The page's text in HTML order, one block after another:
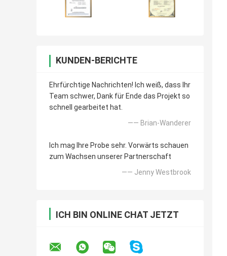
KUNDEN-BERICHTE
Ehrfürchtige Nachrichten! Ich weiß, dass Ihr
Team schwer, Dank für Ende das Projekt so
schnell gearbeitet hat.
—— Brian-Wanderer
Ich mag Ihre Probe sehr. Vorwärts schauen
zum Wachsen unserer Partnerschaft
—— Jenny Westbrook
ICH BIN ONLINE CHAT JETZT